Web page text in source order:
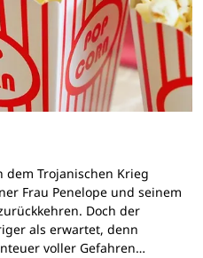
dem Trojanischen Krieg
Frau Penelope und seinem
Doch der
als erwartet, denn
voller Gefahren…